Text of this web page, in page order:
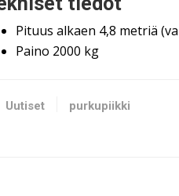
Pituus alkaen 4,8 metriä
Paino 2000 kg
Uutiset purkupiikki